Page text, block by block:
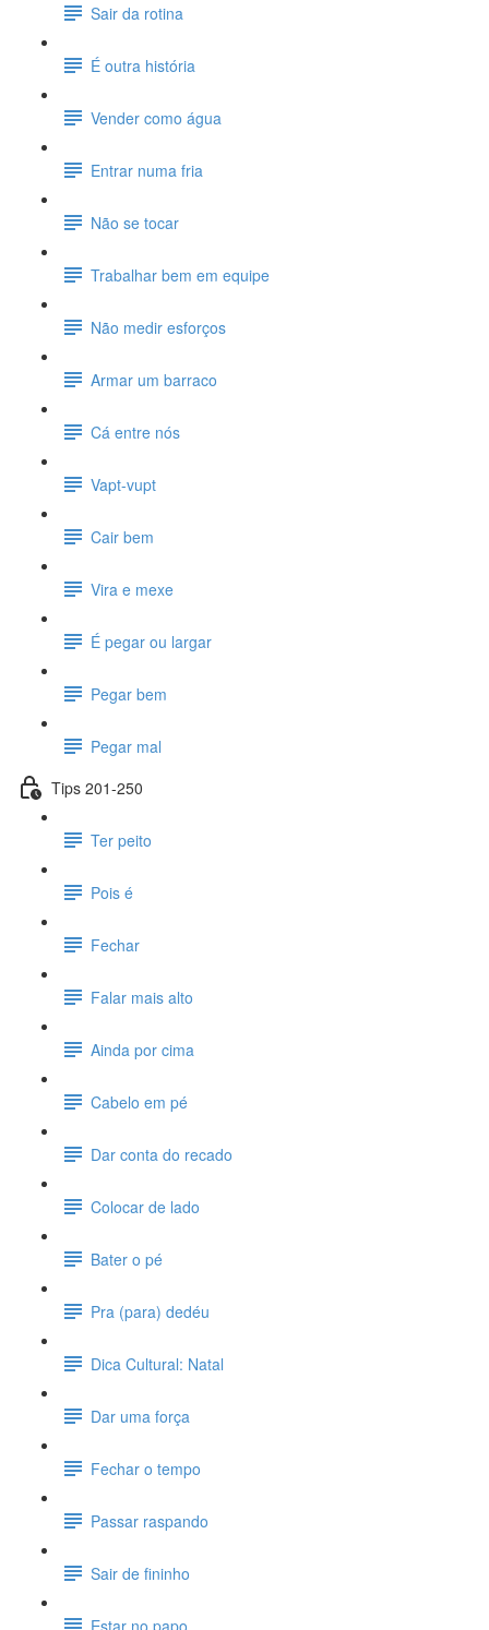
Sair da rotina
É outra história
Vender como água
Entrar numa fria
Não se tocar
Trabalhar bem em equipe
Não medir esforços
Armar um barraco
Cá entre nós
Vapt-vupt
Cair bem
Vira e mexe
É pegar ou largar
Pegar bem
Pegar mal
Tips 201-250
Ter peito
Pois é
Fechar
Falar mais alto
Ainda por cima
Cabelo em pé
Dar conta do recado
Colocar de lado
Bater o pé
Pra (para) dedéu
Dica Cultural: Natal
Dar uma força
Fechar o tempo
Passar raspando
Sair de fininho
Estar no papo